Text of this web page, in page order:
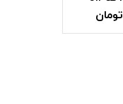
تومان